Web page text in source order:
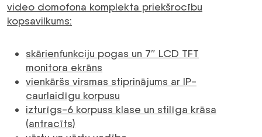
video domofona komplekta priekšrocību
kopsavilkums:
skārienfunkciju pogas un 7″ LCD TFT
monitora ekrāns
vienkāršs virsmas stiprinājums ar IP-
caurlaidīgu korpusu
izturīgs-6 korpuss klase un stilīga krāsa
(antracīts)